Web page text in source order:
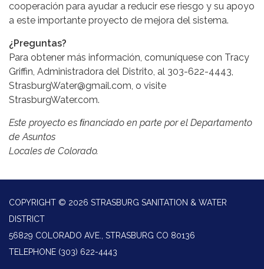
cooperación para ayudar a reducir ese riesgo y su apoyo
a este importante proyecto de mejora del sistema.
¿Preguntas?
Para obtener más información, comuníquese con Tracy
Griffin, Administradora del Distrito, al 303-622-4443,
StrasburgWater@gmail.com, o visite
StrasburgWater.com.
Este proyecto es ﬁnanciado en parte por el Departamento
de Asuntos
Locales de Colorado.
COPYRIGHT © 2026 STRASBURG SANITATION & WATER
DISTRICT
56829 COLORADO AVE., STRASBURG CO 80136
TELEPHONE (303) 622-4443